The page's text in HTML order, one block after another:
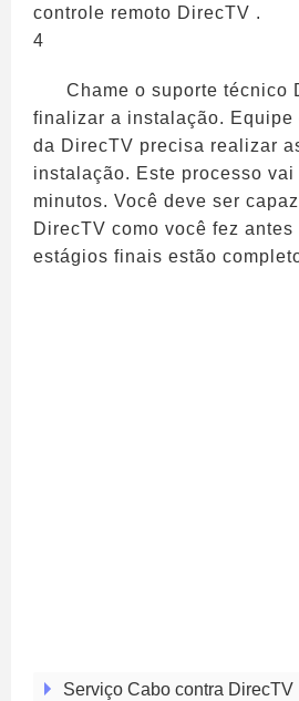
controle remoto DirecTV .
4
Chame o suporte técnico
finalizar a instalação. Equipe
da DirecTV precisa realizar
instalação. Este processo
minutos. Você deve ser
DirecTV como você fez
estágios finais estão
Serviço Cabo contra DirecTV